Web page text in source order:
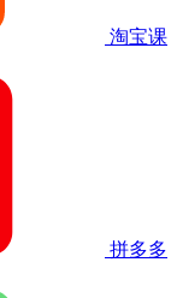
淘宝课
拼多多